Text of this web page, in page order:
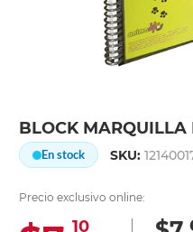
BLOCK MARQUILLA
En stock SKU:
Precio exclusivo online:
10